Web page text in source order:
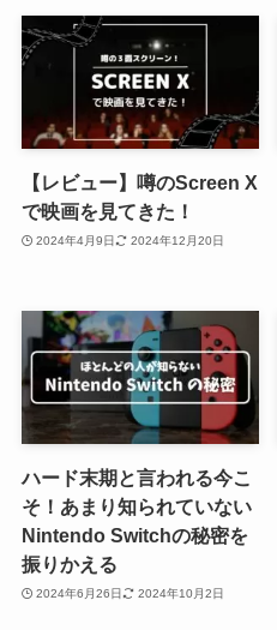
【レビュー】噂のScreen X
で映画を見てきた！
2024年4月9日 2024年12月20日
ハード末期と言われる今こ
そ！あまり知られていない
Nintendo Switchの秘密を
振りかえる
2024年6月26日 2024年10月2日